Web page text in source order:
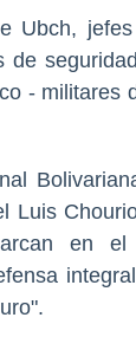
Ubch,
de
- militares
Luis
en el